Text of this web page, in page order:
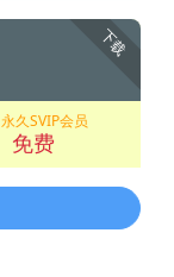
下载
永久SVIP会员
免费